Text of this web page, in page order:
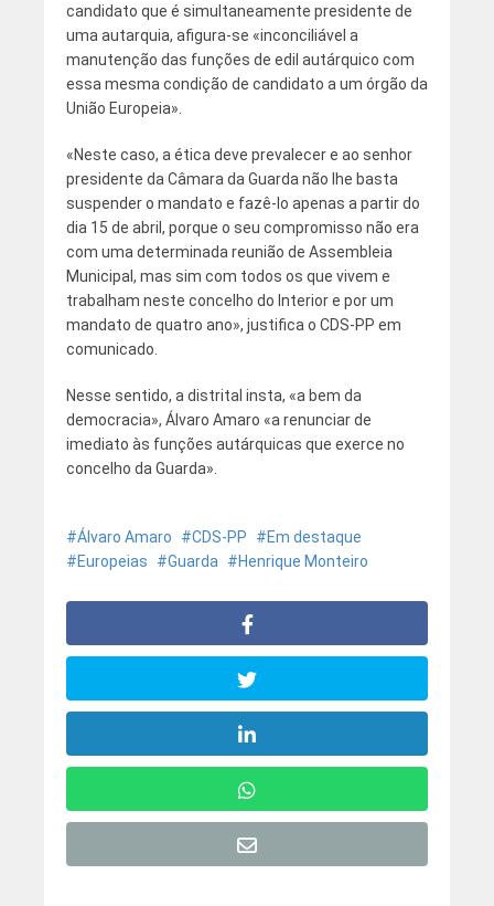
candidato que é simultaneamente presidente de
uma autarquia, afigura-se «inconciliável a
manutenção das funções de edil autárquico com
essa mesma condição de candidato a um órgão da
União Europeia».
«Neste caso, a ética deve prevalecer e ao senhor
presidente da Câmara da Guarda não lhe basta
suspender o mandato e fazê-lo apenas a partir do
dia 15 de abril, porque o seu compromisso não era
com uma determinada reunião de Assembleia
Municipal, mas sim com todos os que vivem e
trabalham neste concelho do Interior e por um
mandato de quatro ano», justifica o CDS-PP em
comunicado.
Nesse sentido, a distrital insta, «a bem da
democracia», Álvaro Amaro «a renunciar de
imediato às funções autárquicas que exerce no
concelho da Guarda».
Álvaro Amaro CDS-PP
Em destaque
Europeias
Guarda Henrique Monteiro